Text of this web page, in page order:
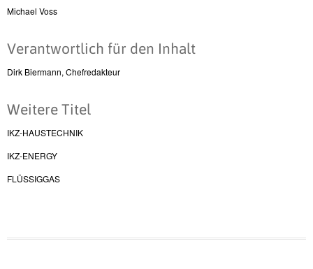
Michael Voss
Verantwortlich für den Inhalt
Dirk Biermann, Chefredakteur
Weitere Titel
IKZ-HAUSTECHNIK
IKZ-ENERGY
FLÜSSIGGAS